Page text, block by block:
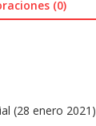
(0)
(28 enero 2021)